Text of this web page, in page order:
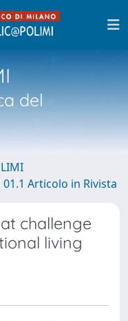
del
01.1 Articolo in Rivista
challenge
living